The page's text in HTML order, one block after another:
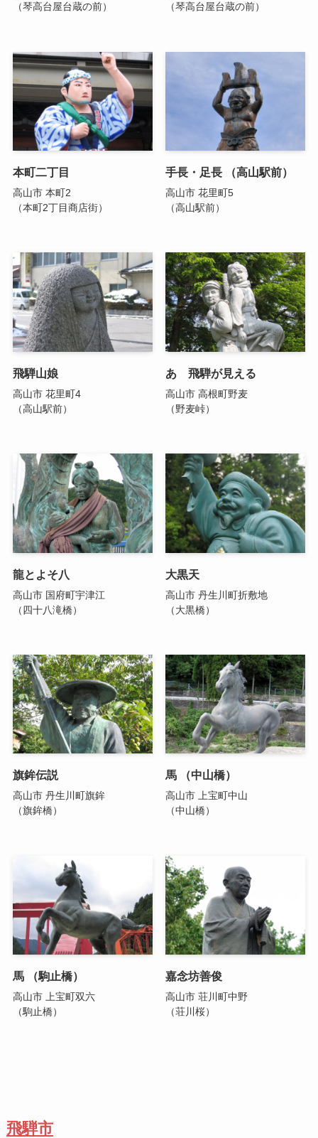
（琴高台屋台蔵の前）
（琴高台屋台蔵の前）
本町二丁目
高山市 本町2
（本町2丁目商店街）
手長・足長 （高山駅前）
高山市 花里町5
（高山駅前）
飛騨山娘
高山市 花里町4
（高山駅前）
あゝ飛騨が見える
高山市 高根町野麦
（野麦峠）
龍とよそ八
高山市 国府町宇津江
（四十八滝橋）
大黒天
高山市 丹生川町折敷地
（大黒橋）
旗鉾伝説
高山市 丹生川町旗鉾
（旗鉾橋）
馬 （中山橋）
高山市 上宝町中山
（中山橋）
馬 （駒止橋）
高山市 上宝町双六
（駒止橋）
嘉念坊善俊
高山市 荘川町中野
（荘川桜）
飛騨市